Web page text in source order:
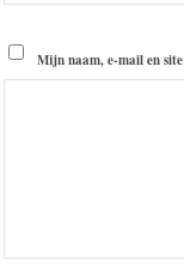
Mijn naam, e-mail en